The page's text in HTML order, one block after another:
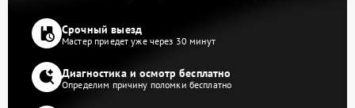
Срочный выезд
Мастер приедет уже через 30 минут
Диагностика и осмотр бесплатно
Определим причину поломки бесплатно